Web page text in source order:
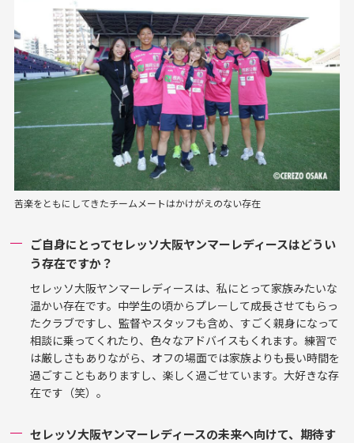
苦楽をともにしてきたチームメートはかけがえのない存在
ご自身にとってセレッソ大阪ヤンマーレディースはどうい
う存在ですか？
セレッソ大阪ヤンマーレディースは、私にとって家族みたいな
温かい存在です。中学生の頃からプレーして成長させてもらっ
たクラブですし、監督やスタッフも含め、すごく親身になって
相談に乗ってくれたり、色々なアドバイスもくれます。練習で
は厳しさもありながら、オフの場面では家族よりも長い時間を
過ごすこともありますし、楽しく過ごせています。大好きな存
在です（笑）。
セレッソ大阪ヤンマーレディースの未来へ向けて、期待す